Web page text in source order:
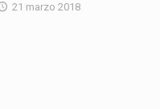
21 marzo 2018